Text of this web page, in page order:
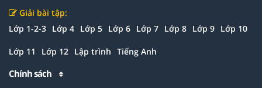
Giải bài tập:
Lớp 1-2-3 Lớp 4 Lớp 5 Lớp 6 Lớp 7 Lớp 8 Lớp 9 Lớp 10
Lớp 11 Lớp 12 Lập trình Tiếng Anh
Chính sách